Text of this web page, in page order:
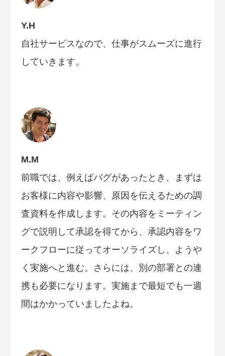
Y.H
自社サービスなので、仕事がスムーズに進行
していきます。
M.M
前職では、例えばバグがあったとき、まずは
お客様に内容や影響、原因を伝えるための調
査資料を作成します。その内容をミーティン
グで説明して承認を得てから、承認内容をワ
ークフローに従ってオーソライズし、ようや
く実施へと進む。さらには、別の部署との連
携も必要になります。実施まで最短でも一週
間はかかっていましたよね。